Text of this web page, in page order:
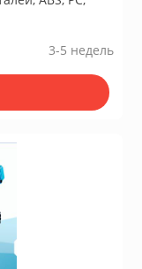
3-5 недель